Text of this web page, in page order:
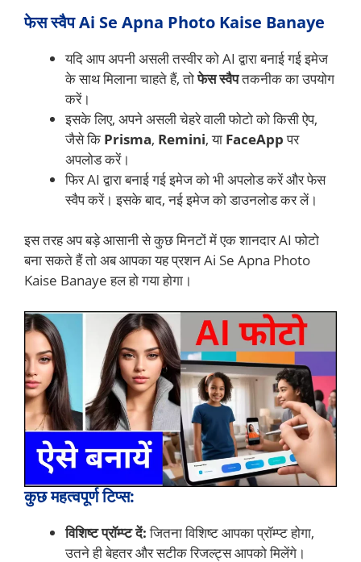
फेस स्वैप Ai Se Apna Photo Kaise Banaye
यदि आप अपनी असली तस्वीर को AI द्वारा बनाई गई इमेज
के साथ मिलाना चाहते हैं, तोफेस स्वैपतकनीक का उपयोग
करें।
इसके लिए, अपने असली चेहरे वाली फोटो को किसी ऐप,
जैसे कि Prisma, Remini, या FaceAppपर
अपलोड करें।
फिर AI द्वारा बनाई गई इमेज को भी अपलोड करें और फेस
स्वैप करें। इसके बाद, नई इमेज को डाउनलोड कर लें।
इस तरह अप बड़े आसानी से कुछ मिनटों में एक शानदार AI फोटो
बना सकते हैं तो अब आपका यह प्रशन Ai Se Apna Photo
Kaise Banaye हल हो गया होगा।
कुछ महत्वपूर्ण टिप्स:
विशिष्ट प्रॉम्प्ट दें:जितना विशिष्ट आपका प्रॉम्प्ट होगा,
उतने ही बेहतर और सटीक रिजल्ट्स आपको मिलेंगे।